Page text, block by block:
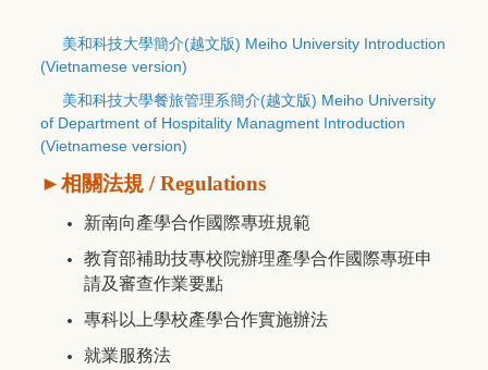
美和科技大學簡介(越文版) Meiho University Introduction
(Vietnamese version)
美和科技大學餐旅管理系簡介(越文版) Meiho University
of Department of Hospitality Managment Introduction
(Vietnamese version)
►相關法規 / Regulations
新南向產學合作國際專班規範
教育部補助技專校院辦理產學合作國際專班申
請及審查作業要點
專科以上學校產學合作實施辦法
就業服務法